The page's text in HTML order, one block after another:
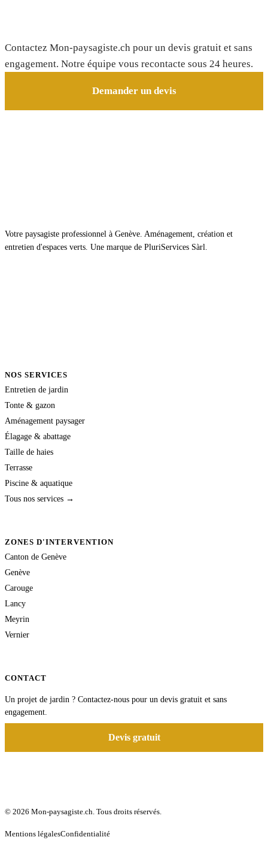
Contactez Mon-paysagiste.ch pour un devis gratuit et sans
engagement. Notre équipe vous recontacte sous 24 heures.
Demander un devis
Votre paysagiste professionnel à Genève. Aménagement, création et
entretien d'espaces verts. Une marque de PluriServices Sàrl.
NOS SERVICES
Entretien de jardin
Tonte & gazon
Aménagement paysager
Élagage & abattage
Taille de haies
Terrasse
Piscine & aquatique
Tous nos services →
ZONES D'INTERVENTION
Canton de Genève
Genève
Carouge
Lancy
Meyrin
Vernier
CONTACT
Un projet de jardin ? Contactez-nous pour un devis gratuit et sans
engagement.
Devis gratuit
© 2026 Mon-paysagiste.ch. Tous droits réservés.
Mentions légalesConfidentialité